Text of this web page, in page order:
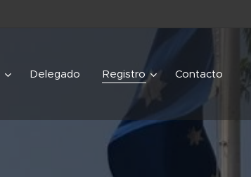
Delegado Registro Contacto